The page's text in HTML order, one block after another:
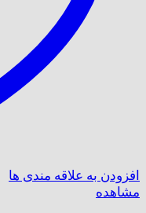
افزودن به علاقه مندی ها
مشاهده